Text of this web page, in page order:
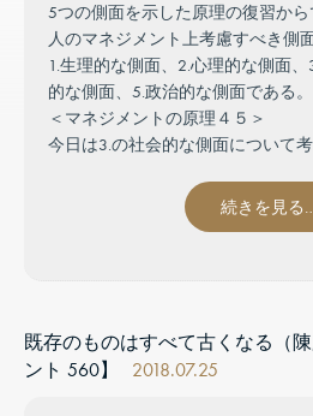
5つの側面を示した原理の復習から
人のマネジメント上考慮すべき側
1.生理的な側面、2.心理的な側面
的な側面、5.政治的な側面である。
＜マネジメントの原理４５＞
今日は3.の社会的な側面について考
続きを見る
既存のものはすべて古くなる（
ント 560】
2018.07.25